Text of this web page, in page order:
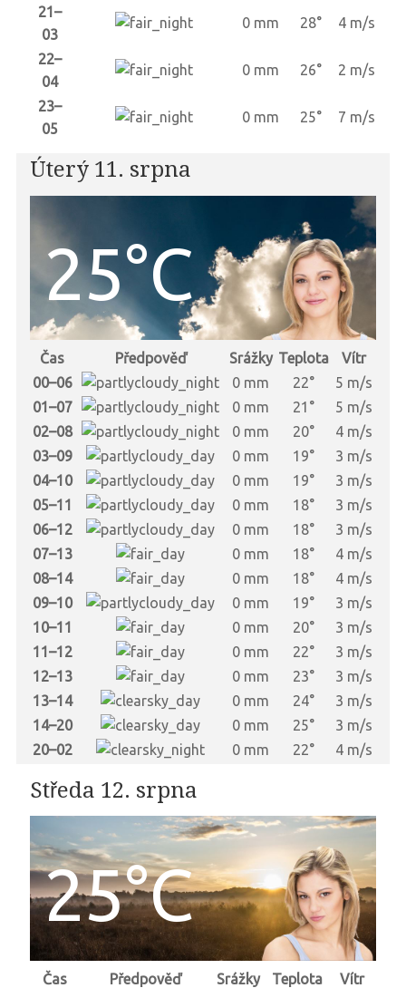
21–
03
0 mm 28° 4 m/s
22–
04
0 mm 26° 2 m/s
23–
05
0 mm 25° 7 m/s
Úterý 11. srpna
25°C
Čas Předpověď Srážky Teplota
Vítr
00–06
0 mm 22°
5 m/s
01–07
0 mm 21°
5 m/s
02–08
0 mm 20°
4 m/s
03–09
0 mm 19°
3 m/s
04–10
0 mm 19°
3 m/s
05–11
0 mm 18°
3 m/s
06–12
0 mm 18°
3 m/s
07–13
0 mm 18°
4 m/s
08–14
0 mm 18°
4 m/s
09–10
0 mm 19°
3 m/s
10–11
0 mm 20°
3 m/s
11–12
0 mm 22°
3 m/s
12–13
0 mm 23°
3 m/s
13–14
0 mm 24°
3 m/s
14–20
0 mm 25°
3 m/s
20–02
0 mm 22° 4 m/s
Středa 12. srpna
25°C
Čas Předpověď Srážky Teplota
Vítr